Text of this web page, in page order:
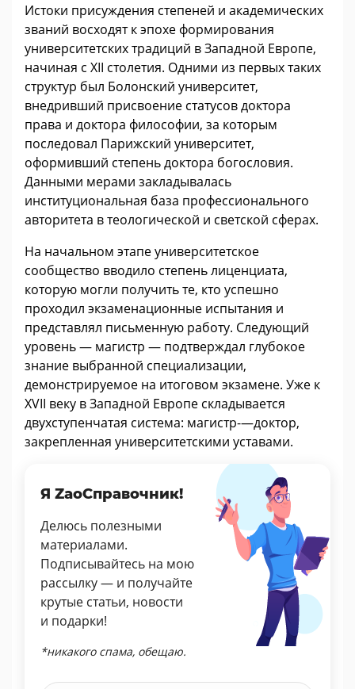
Истоки присуждения степеней и академических
званий восходят к эпохе формирования
университетских традиций в Западной Европе,
начиная с XII столетия. Одними из первых таких
структур был Болонский университет,
внедривший присвоение статусов доктора
права и доктора философии, за которым
последовал Парижский университет,
оформивший степень доктора богословия.
Данными мерами закладывалась
институциональная база профессионального
авторитета в теологической и светской сферах.
На начальном этапе университетское
сообщество вводило степень лиценциата,
которую могли получить те, кто успешно
проходил экзаменационные испытания и
представлял письменную работу. Следующий
уровень — магистр — подтверждал глубокое
знание выбранной специализации,
демонстрируемое на итоговом экзамене. Уже к
XVII веку в Западной Европе складывается
двухступенчатая система: магистр-—доктор,
закрепленная университетскими уставами.
Я ZaoСправочник!
Делюсь полезными
материалами.
Подписывайтесь на мою
рассылку — и получайте
крутые статьи, новости
и подарки!
*никакого спама, обещаю.